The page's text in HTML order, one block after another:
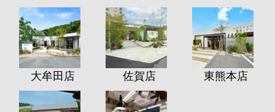
大牟田店 佐賀店 東熊本店